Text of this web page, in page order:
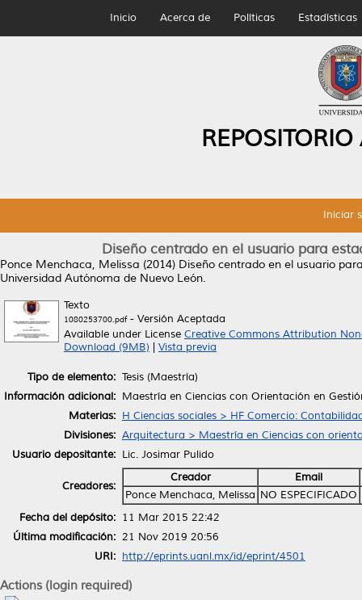
Inicio Acerca de Políticas Estadísticas
Iniciar
Diseño centrado en el usuario para
Ponce Menchaca, Melissa (2014) Diseño centrado en el usuario
Universidad Autónoma de Nuevo León.
Texto
1080253700.pdf- Versión Aceptada
Available under License Creative Commons Attribution
Download (9MB)
Vista previa
Tipo de elemento: Tesis (Maestría)
Información adicional: Maestría en Ciencias con Orientación en
Materias: H Ciencias sociales > HF Comercio:
Divisiones: Arquitectura > Maestría en Ciencias con
Usuario depositante: Lic. Josimar Pulido
Creadores:
Creador
Email
Ponce Menchaca, Melissa NO ESPECIFICADO
Fecha del depósito: 11 Mar 2015 22:42
Última modificación: 21 Nov 2019 20:56
URI: http://eprints.uanl.mx/id/eprint/4501
Actions (login required)